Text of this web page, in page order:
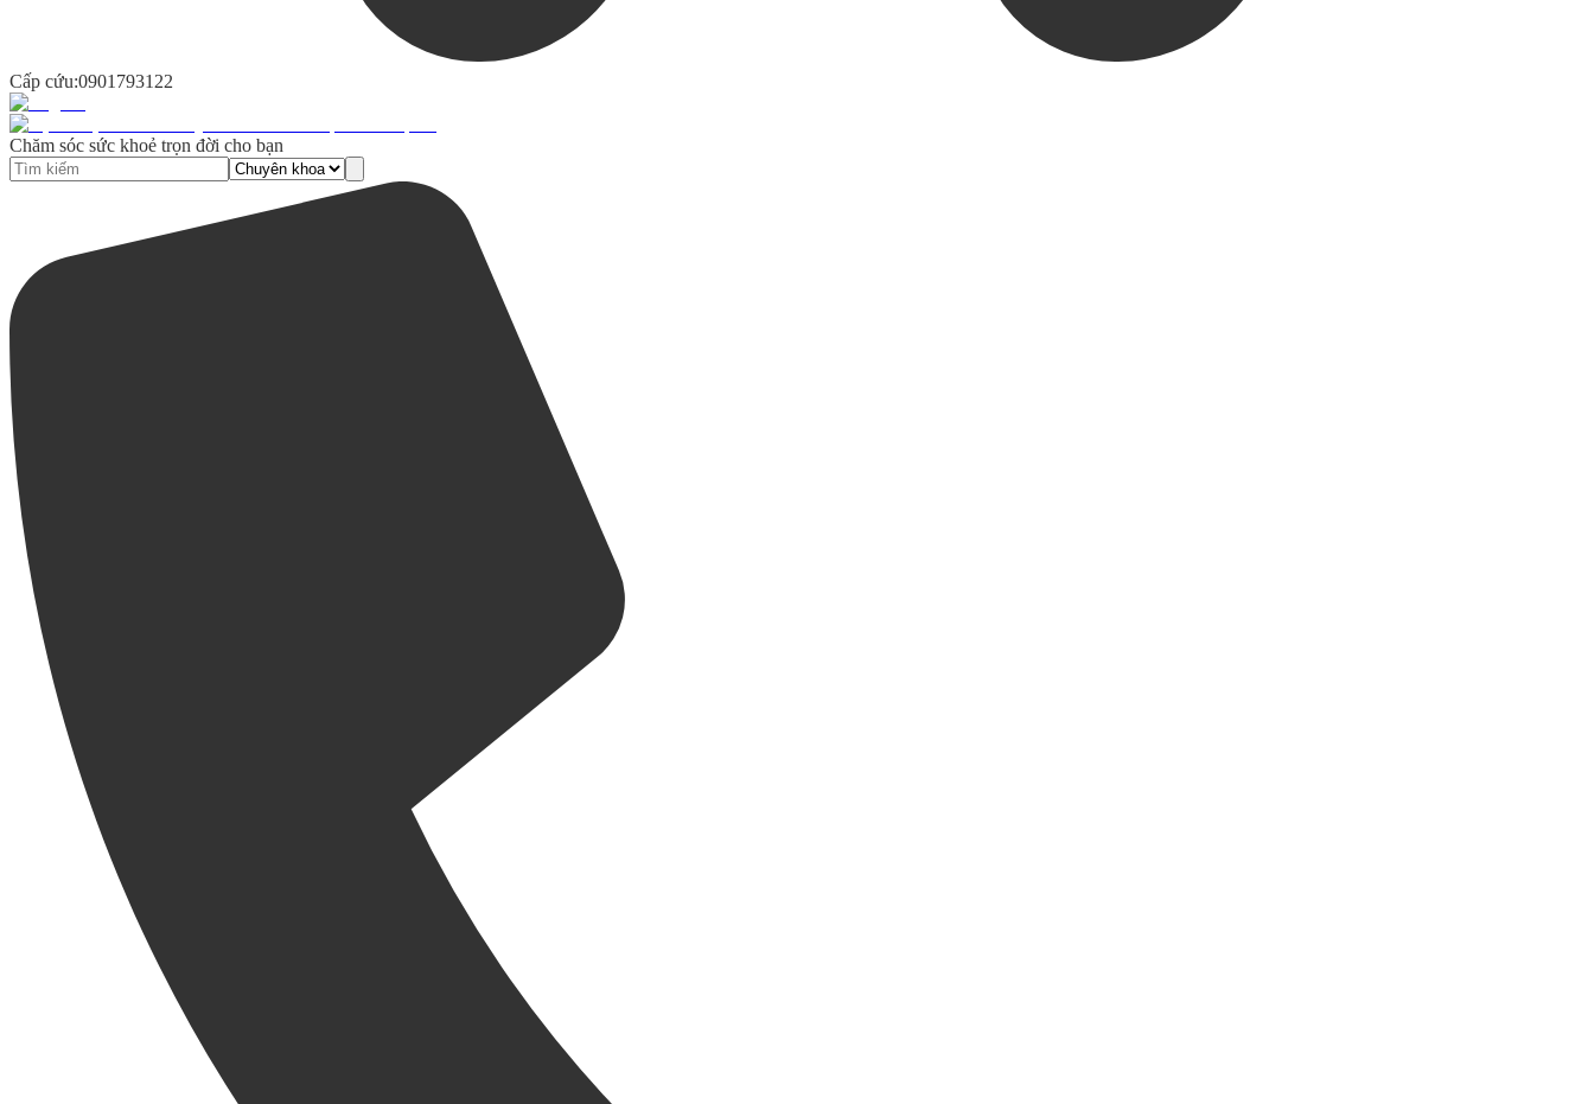
Cấp cứu:0901793122
Chăm sóc sức khoẻ trọn đời cho bạn